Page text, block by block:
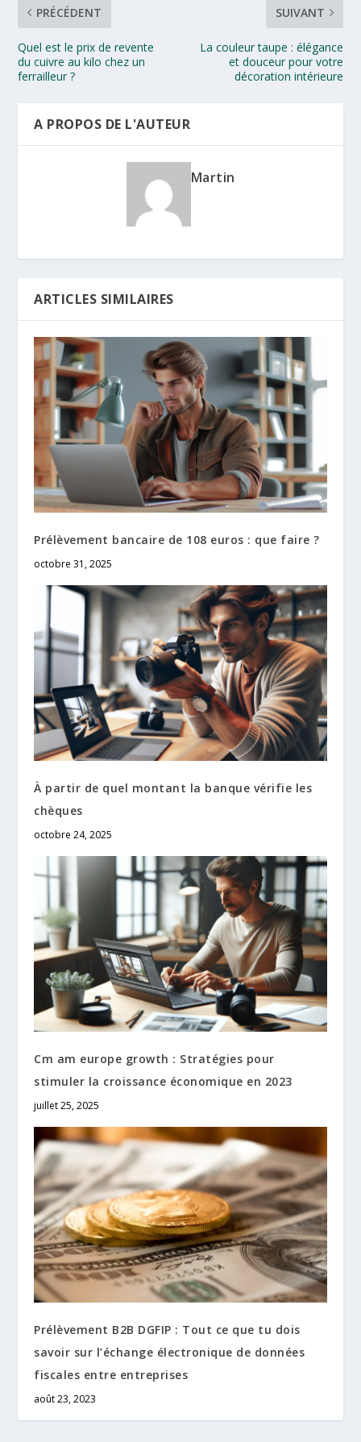
PRÉCÉDENT
Quel est le prix de revente
du cuivre au kilo chez un
ferrailleur ?
SUIVANT
La couleur taupe : élégance
et douceur pour votre
décoration intérieure
A PROPOS DE L'AUTEUR
Martin
ARTICLES SIMILAIRES
Prélèvement bancaire de 108 euros : que faire ?
octobre 31, 2025
À partir de quel montant la banque vérifie les
chèques
octobre 24, 2025
Cm am europe growth : Stratégies pour
stimuler la croissance économique en 2023
juillet 25, 2025
Prélèvement B2B DGFIP : Tout ce que tu dois
savoir sur l’échange électronique de données
fiscales entre entreprises
août 23, 2023